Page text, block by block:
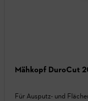
Mähkopf DuroCut
Für Ausputz- und